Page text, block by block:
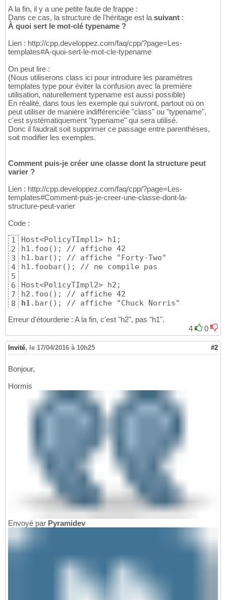
A la fin, il y a une petite faute de frappe :
Dans ce cas, la structure de l'héritage est la suivant :
À quoi sert le mot-clé typename ?
Lien : http://cpp.developpez.com/faq/cpp/?page=Les-
templates#A-quoi-sert-le-mot-cle-typename
On peut lire :
(Nous utiliserons class ici pour introduire les paramètres
templates type pour éviter la confusion avec la première
utilisation, naturellement typename est aussi possible)
En réalité, dans tous les exemple qui suivront, partout où on
peut utiliser de manière indifférenciée "class" ou "typename",
c'est systématiquement "typename" qui sera utilisé.
Donc il faudrait soit supprimer ce passage entre parenthèses,
soit modifier les exemples.
Comment puis-je créer une classe dont la structure peut
varier ?
Lien : http://cpp.developpez.com/faq/cpp/?page=Les-
templates#Comment-puis-je-creer-une-classe-dont-la-
structure-peut-varier
Code :
1
2
3
4
5
6
7
8
Host<PolicyTImpl1> h1;
h1.foo(); // affiche 42
h1.bar(); // affiche "Forty-Two"
h1.foobar(); // ne compile pas
Host<PolicyTImpl2> h2;
h1
Erreur d'étourderie : A la fin, c'est "h2", pas "h1".
4
0
Invité, le 17/04/2016 à 10h25 #2
Bonjour,
Hormis
Envoyé par Pyramidev